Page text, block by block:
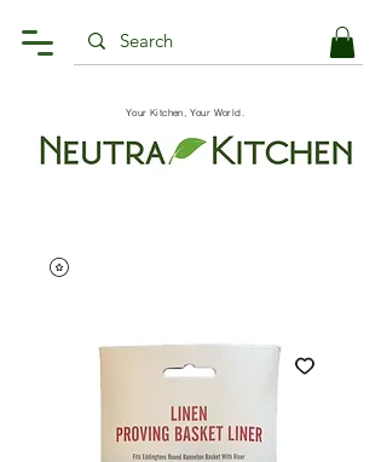
Your Kitchen, Your World.